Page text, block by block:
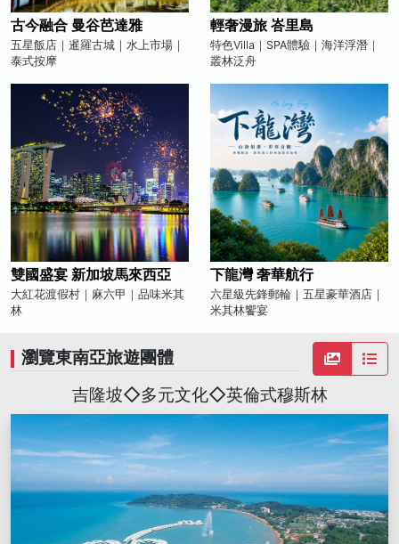
古今融合 曼谷芭達雅
五星飯店｜暹羅古城｜水上市場｜
泰式按摩
輕奢漫旅 峇里島
特色Villa｜SPA體驗｜海洋浮潛｜
叢林泛舟
雙國盛宴 新加坡馬來西亞
大紅花渡假村｜麻六甲｜品味米其
林
下龍灣 奢華航行
六星級先鋒郵輪｜五星豪華酒店｜
米其林饗宴
瀏覽東南亞旅遊團體
吉隆坡◇多元文化◇英倫式穆斯林